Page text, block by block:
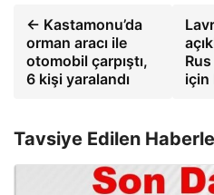
← Kastamonu’da
orman aracı ile
otomobil çarpıştı,
6 kişi yaralandı
için
Tavsiye Edilen